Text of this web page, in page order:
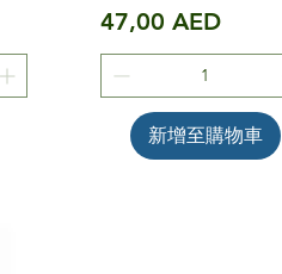
價格
47,00 AED
新增至購物車